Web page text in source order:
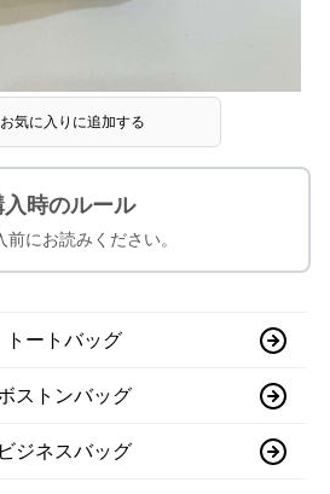
お気に入りに追加する
入時のルール
前にお読みください。
トートバッグ
ストンバッグ
ビジネスバッグ